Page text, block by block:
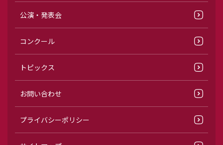
公演・発表会
コンクール
トピックス
お問い合わせ
プライバシーポリシー